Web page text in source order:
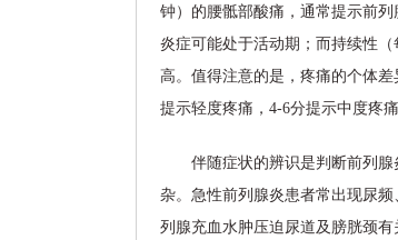
钟）的腰骶部酸痛，通常提示前
炎症可能处于活动期；而持续性
高。值得注意的是，疼痛的个体
提示轻度疼痛，4-6分提示中度疼
伴随症状的辨识是判断前列
杂。急性前列腺炎患者常出现尿
列腺充血水肿压迫尿道及膀胱颈